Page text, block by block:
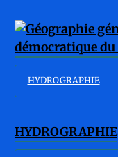
HYDROGRAPHIE
HYDROGRAPHIE